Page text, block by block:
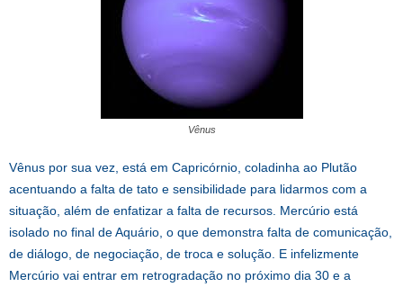
Vênus
Vênus por sua vez, está em Capricórnio, coladinha ao Plutão
acentuando a falta de tato e sensibilidade para lidarmos com a
situação, além de enfatizar a falta de recursos. Mercúrio está
isolado no final de Aquário, o que demonstra falta de comunicação,
de diálogo, de negociação, de troca e solução. E infelizmente
Mercúrio vai entrar em retrogradação no próximo dia 30 e a